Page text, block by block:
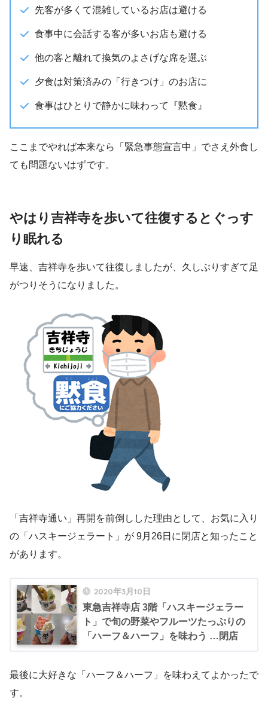
先客が多くて混雑しているお店は避ける
食事中に会話する客が多いお店も避ける
他の客と離れて換気のよさげな席を選ぶ
夕食は対策済みの「行きつけ」のお店に
食事はひとりで静かに味わって『黙食』
ここまでやれば本来なら「緊急事態宣言中」でさえ外食し
ても問題ないはずです。
やはり吉祥寺を歩いて往復するとぐっす
り眠れる
早速、吉祥寺を歩いて往復しましたが、久しぶりすぎて足
がつりそうになりました。
「吉祥寺通い」再開を前倒しした理由として、お気に入り
の「ハスキージェラート」が 9月26日に閉店と知ったこと
があります。
2020年3月10日
東急吉祥寺店 3階「ハスキージェラー
ト」で旬の野菜やフルーツたっぷりの
「ハーフ＆ハーフ」を味わう …閉店
最後に大好きな「ハーフ＆ハーフ」を味わえてよかったで
す。